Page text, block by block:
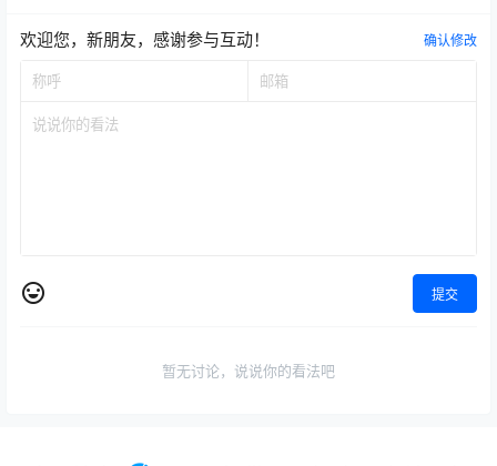
欢迎您，新朋友，感谢参与互动！ 确认修改
提交
暂无讨论，说说你的看法吧